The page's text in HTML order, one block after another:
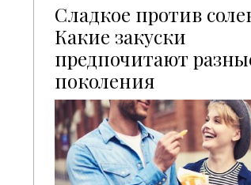
Сладкое против
Какие закуски
предпочитают
поколения